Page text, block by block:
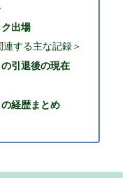
出場
する主な記録＞
引退後の現在
経歴まとめ